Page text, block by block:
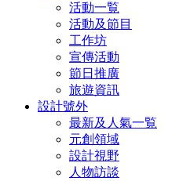
活動一覧
活動及節目
工作坊
宣傳活動
節日推廣
旅遊資訊
設計號外
最新及人氣一覧
元創領域
設計視野
人物訪談